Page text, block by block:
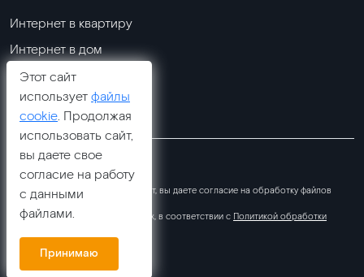
Интернет в квартиру
Интернет в дом
Телевидение
Акции
© ООО «Юнионтел» 2009 - 2026
Продолжая использовать наш сайт, вы даете согласие на обработку файлов
Cookies
и других пользовательских данных, в соответствии с Политикой обработки
Этот сайт
используетфайлы
cookie. Продолжая
использовать сайт,
вы даете свое
согласие на работу
с данными
файлами.
Принимаю